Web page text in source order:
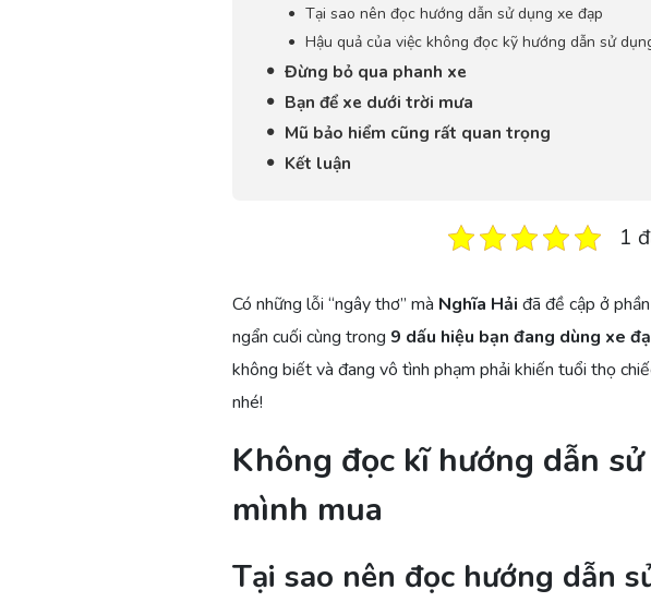
Tại sao nên đọc hướng dẫn sử dụng xe đạp
Hậu quả của việc không đọc kỹ hướng dẫn sử
Đừng bỏ qua phanh xe
Bạn để xe dưới trời mưa
Mũ bảo hiểm cũng rất quan trọng
Kết luận
1
Có những lỗi “ngây thơ” mà Nghĩa Hải đã đề cập ở
ngẩn cuối cùng trong 9 dấu hiệu bạn đang dùng xe
không biết và đang vô tình phạm phải khiến tuổi thọ
nhé!
Không đọc kĩ hướng dẫn
mình mua
Tại sao nên đọc hướng dẫn